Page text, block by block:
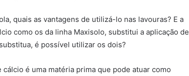
quais as vantagens de utilizá-lo nas lavouras? E a
como os da linha Maxisolo, substitui a aplicação de
é possível utilizar os dois?
cálcio é uma matéria prima que pode atuar como